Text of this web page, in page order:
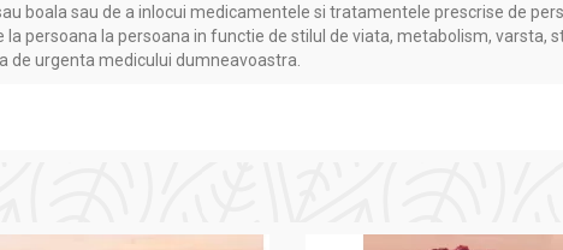
boala sau de a inlocui medicamentele si tratamentele prescrise de
persoana la persoana in functie de stilul de viata, metabolism, varsta,
de urgenta medicului dumneavoastra.